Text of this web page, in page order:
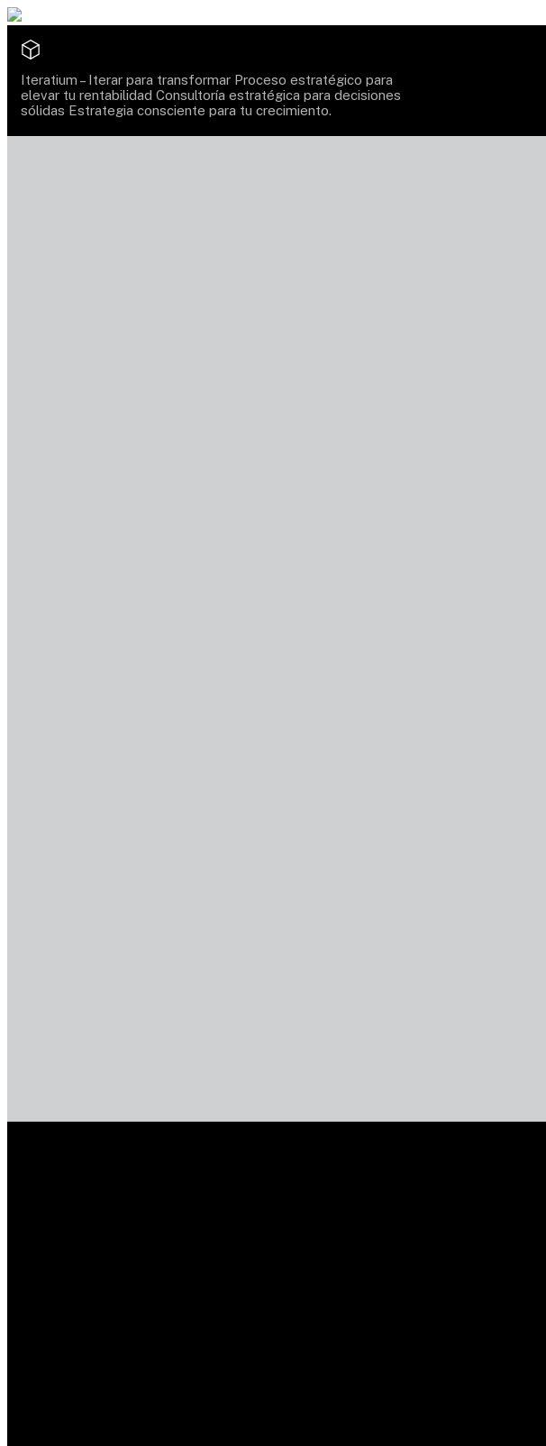
Iteratium – Iterar para transformar Proceso estratégico para
elevar tu rentabilidad Consultoría estratégica para decisiones
sólidas Estrategia consciente para tu crecimiento.